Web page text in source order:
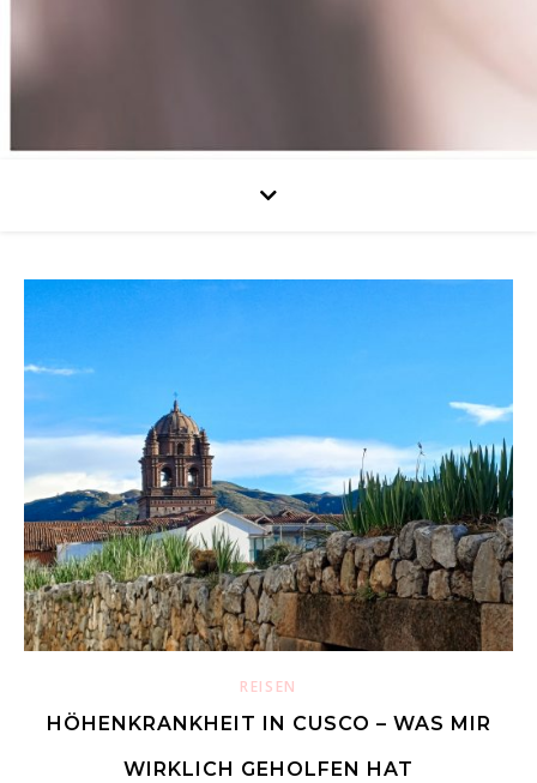
REISEN
HÖHENKRANKHEIT IN CUSCO – WAS MIR
WIRKLICH GEHOLFEN HAT